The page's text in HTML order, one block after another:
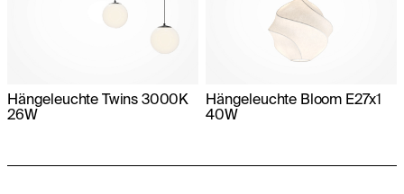
Hängeleuchte Twins 3000K
26W
Hängeleuchte Bloom E27x1
40W